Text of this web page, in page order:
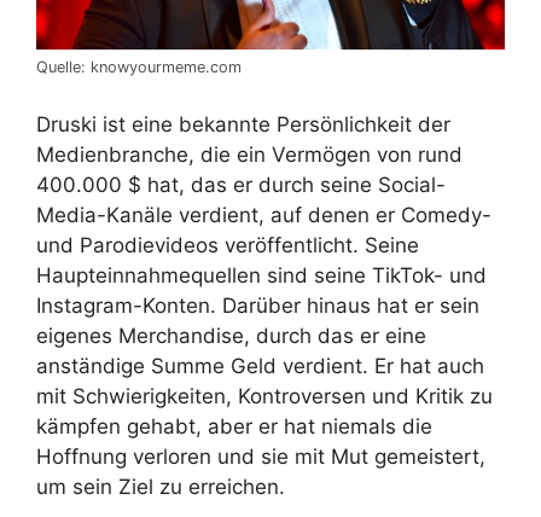
Quelle: knowyourmeme.com
Druski ist eine bekannte Persönlichkeit der
Medienbranche, die ein Vermögen von rund
400.000 $ hat, das er durch seine Social-
Media-Kanäle verdient, auf denen er Comedy-
und Parodievideos veröffentlicht. Seine
Haupteinnahmequellen sind seine TikTok- und
Instagram-Konten. Darüber hinaus hat er sein
eigenes Merchandise, durch das er eine
anständige Summe Geld verdient. Er hat auch
mit Schwierigkeiten, Kontroversen und Kritik zu
kämpfen gehabt, aber er hat niemals die
Hoffnung verloren und sie mit Mut gemeistert,
um sein Ziel zu erreichen.